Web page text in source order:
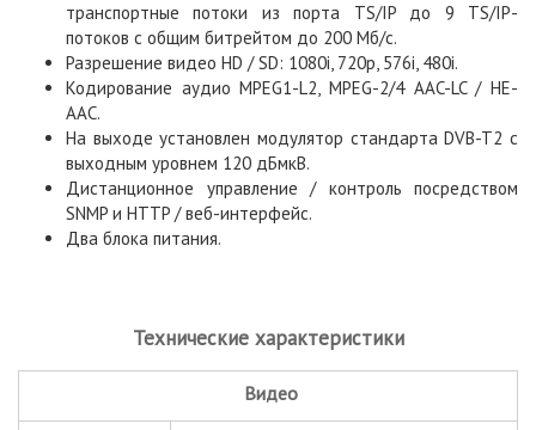
транспортные потоки из порта TS/IP до 9 TS/IP-
потоков с общим битрейтом до 200 Мб/с.
Разрешение видео HD / SD: 1080i, 720p, 576i, 480i.
Кодирование аудио MPEG1-L2, MPEG-2/4 AAC-LC / HE-
AAC.
На выходе установлен модулятор стандарта DVB-T2 с
выходным уровнем 120 дБмкВ.
Дистанционное управление / контроль посредством
SNMP и HTTP / веб-интерфейс.
Два блока питания.
Технические характеристики
Видео